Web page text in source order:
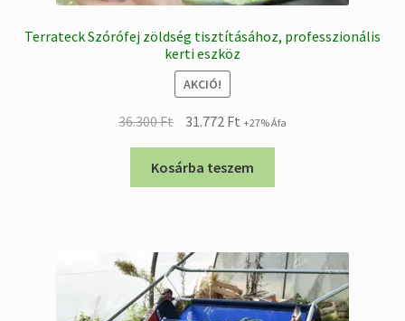
Terrateck Szórófej zöldség tisztításához, professzionális
kerti eszköz
AKCIÓ!
36.300Ft
Original
was:
36.300 Ft.
31.772 FtCurrent
is:
31.772 Ft.
+27% Áfa
Kosárba teszem